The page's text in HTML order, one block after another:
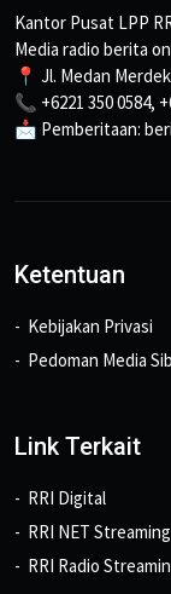
Kantor Pusat LPP
Media radio berita
📍 Jl. Medan
📞 +6221 350 0584,
📩 Pemberitaan:
Ketentuan
Kebijakan Privasi
Pedoman Media
Link Terkait
RRI Digital
RRI NET Streaming
RRI Radio